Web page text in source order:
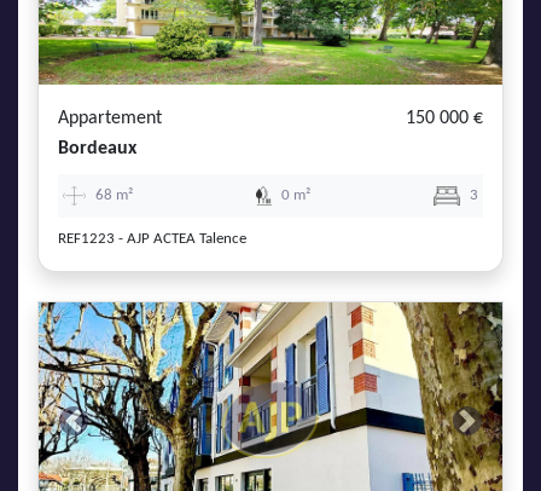
Appartement
150 000 €
Bordeaux
68 m² 0 m² 3
REF1223 - AJP ACTEA Talence
Previous Next